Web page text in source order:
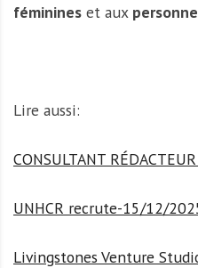
féminines et aux
Lire aussi:
CONSULTANT
UNHCR recrute-15/12/
Livingstones Venture